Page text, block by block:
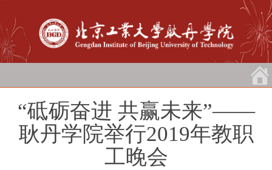
“砥砺奋进 共赢未来”――
耿丹学院举行2019年教职
工晚会